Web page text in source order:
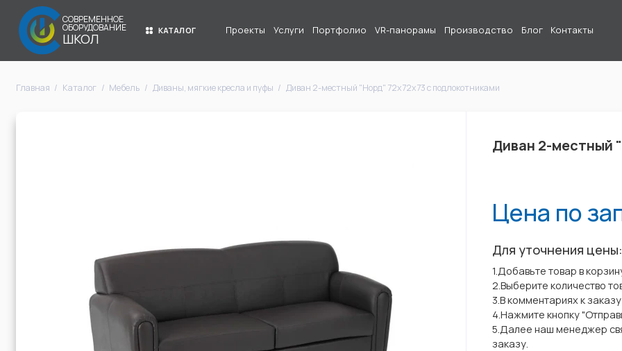
СОВРЕМЕННОЕ
ОБОРУДОВАНИЕ
ШКОЛ КАТАЛОГ Проекты Услуги Портфолио VR-панорамы Производство Блог Контакты
Главная Каталог Мебель Диваны, мягкие кресла и пуфы Диван 2-местный "Норд" 72х72х73 с подлокотниками
Диван 2-местный
Цена по
Для уточнения цены:
1.Добавьте товар в
2.Выберите количество
3.В комментариях к
4.Нажмите кнопку
5.Далее наш менеджер
заказу.